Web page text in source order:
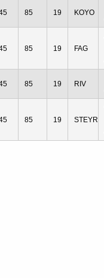
85 19 KOYO
85 19 FAG
85 19 RIV
85 19 STEYR